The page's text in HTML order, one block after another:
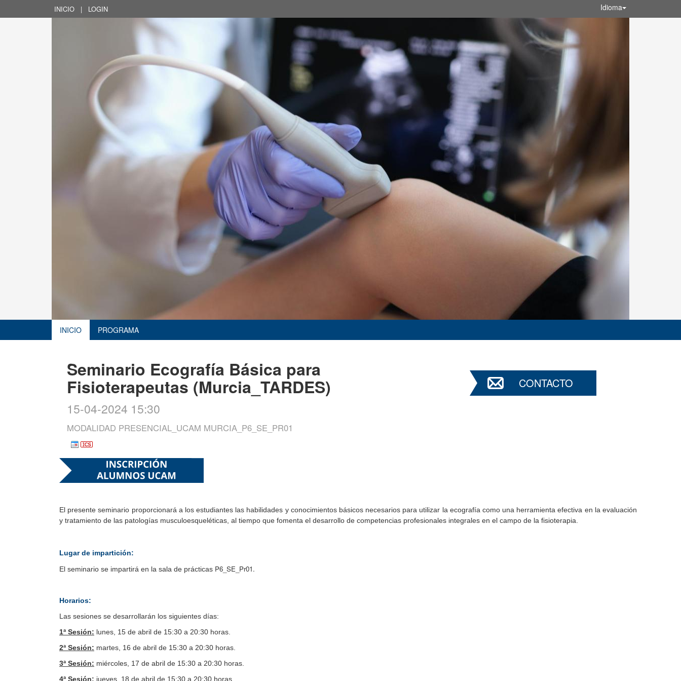
INICIO | LOGIN Idioma
INICIO PROGRAMA
Seminario Ecografía Básica para
Fisioterapeutas (Murcia_TARDES)
15-04-2024 15:30
MODALIDAD PRESENCIAL_UCAM MURCIA_P6_SE_PR01
CONTACTO
El presente seminario proporcionará a los estudiantes las habilidades y conocimientos básicos necesarios para utilizar la ecografía como una herramienta efectiva en la evaluación
y tratamiento de las patologías musculoesqueléticas, al tiempo que fomenta el desarrollo de competencias profesionales integrales en el campo de la fisioterapia.
Lugar de impartición:
El seminario se impartirá en la sala de prácticas P6_SE_Pr01.
Horarios:
Las sesiones se desarrollarán los siguientes días:
1ª Sesión: lunes, 15 de abril de 15:30 a 20:30 horas.
2ª Sesión: martes, 16 de abril de 15:30 a 20:30 horas.
3ª Sesión: miércoles, 17 de abril de 15:30 a 20:30 horas.
4ª Sesión: jueves, 18 de abril de 15:30 a 20:30 horas.